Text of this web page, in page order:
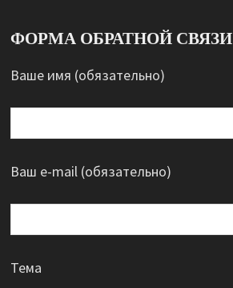
ФОРМА ОБРАТНОЙ СВЯЗИ
Ваше имя (обязательно)
Ваш e-mail (обязательно)
Тема